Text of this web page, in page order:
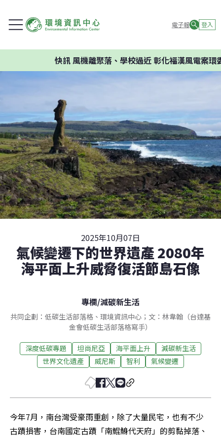
電子報 登入
風機離聚落、學校過近 彰化福漢風電案環委建議不
2025年10月07日
氣候變遷下的世界遺產 2080年
海平面上升威脅復活節島石像
專欄/減碳新生活
共同企劃：低碳生活部落格、環境資訊中心；文：林韋翰（台達基
金會低碳生活部落格寫手）
深度低碳專題 坦尚尼亞 海平面上升
減碳新生活
世界文化遺產
威尼斯 智利 氣候變遷
今年7月，南台灣受豪雨重創，除了大量民宅，也有不少
古蹟損害，台南國定古蹟「南鯤鯓代天府」的剪黏掉落、